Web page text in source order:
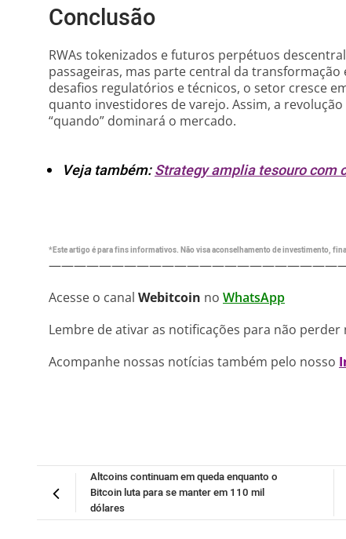
Conclusão
RWAs tokenizados e futuros perpétuos
passageiras, mas parte central da
desafios regulatórios e técnicos, o setor cresce
quanto investidores de varejo. Assim, a
“quando” dominará o mercado.
Veja também:Strategy amplia tesouro com
*Este artigo é para fins informativos. Não visa aconselhamento de investimento,
Acesse o canal Webitcoin no WhatsApp
Lembre de ativar as notificações para não perder
Acompanhe nossas notícias também pelo nosso
Altcoins continuam em queda enquanto o
Bitcoin luta para se manter em 110 mil
dólares